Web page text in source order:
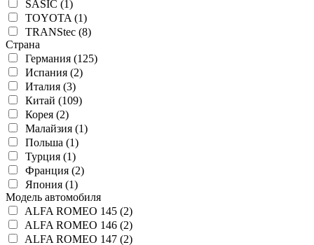
SASIC (1)
TOYOTA (1)
TRANStec (8)
Страна
Германия (125)
Испания (2)
Италия (3)
Китай (109)
Корея (2)
Малайзия (1)
Польша (1)
Турция (1)
Франция (2)
Япония (1)
Модель автомобиля
ALFA ROMEO 145 (2)
ALFA ROMEO 146 (2)
ALFA ROMEO 147 (2)